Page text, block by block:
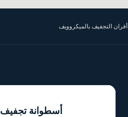
أفران التجفيف بالميكروويف
أسطوانة تجفيف